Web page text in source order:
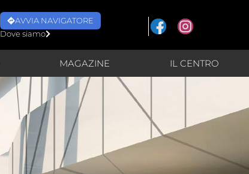
AVVIA NAVIGATORE
Dove siamo
MAGAZINE IL CENTRO